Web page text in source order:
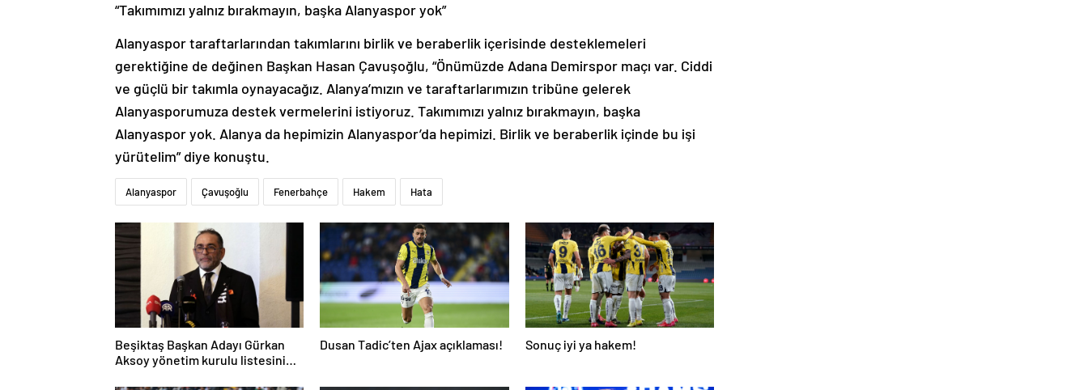
“Takımımızı yalnız bırakmayın, başka Alanyaspor yok”
Alanyaspor taraftarlarından takımlarını birlik ve beraberlik içerisinde desteklemeleri
gerektiğine de değinen Başkan Hasan Çavuşoğlu, “Önümüzde Adana Demirspor maçı var. Ciddi
ve güçlü bir takımla oynayacağız. Alanya’mızın ve taraftarlarımızın tribüne gelerek
Alanyasporumuza destek vermelerini istiyoruz. Takımımızı yalnız bırakmayın, başka
Alanyaspor yok. Alanya da hepimizin Alanyaspor’da hepimizi. Birlik ve beraberlik içinde bu işi
yürütelim” diye konuştu.
Alanyaspor Çavuşoğlu Fenerbahçe Hakem Hata
Beşiktaş Başkan Adayı Gürkan
Aksoy yönetim kurulu listesini
Dusan Tadic’ten Ajax açıklaması! Sonuç iyi ya hakem!